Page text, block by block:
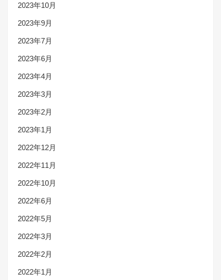
2023年10月
2023年9月
2023年7月
2023年6月
2023年4月
2023年3月
2023年2月
2023年1月
2022年12月
2022年11月
2022年10月
2022年6月
2022年5月
2022年3月
2022年2月
2022年1月